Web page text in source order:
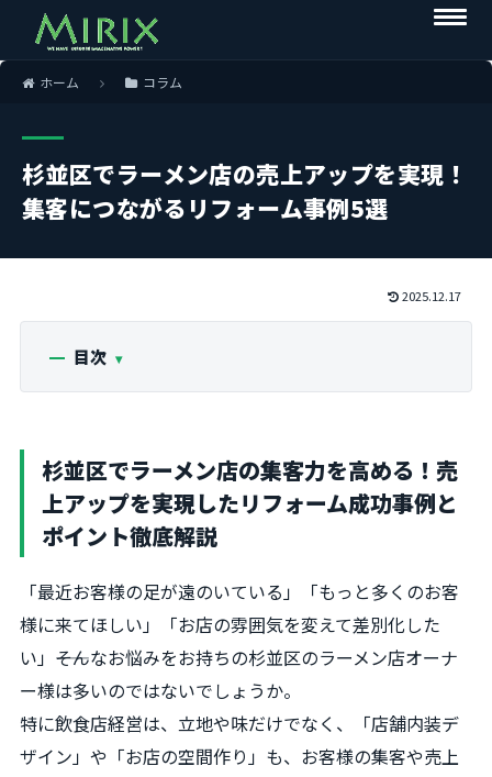
ホーム コラム
杉並区でラーメン店の売上アップを実現！
集客につながるリフォーム事例5選
2025.12.17
目次
杉並区でラーメン店の集客力を高める！売
上アップを実現したリフォーム成功事例と
ポイント徹底解説
「最近お客様の足が遠のいている」「もっと多くのお客
様に来てほしい」「お店の雰囲気を変えて差別化した
い」――そんなお悩みをお持ちの杉並区のラーメン店オーナ
ー様は多いのではないでしょうか。
特に飲食店経営は、立地や味だけでなく、「店舗内装デ
ザイン」や「お店の空間作り」も、お客様の集客や売上